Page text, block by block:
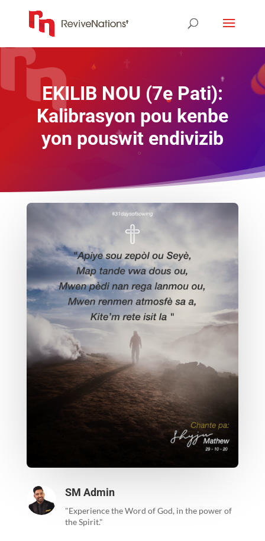
EKILIB NOU (7e Pati):
Kalibrasyon pou kenbe
yon pouswit endivizib
SM Admin
"Experience the Word of God, in the power of
the Spirit."